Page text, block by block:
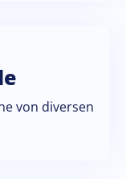
von diversen